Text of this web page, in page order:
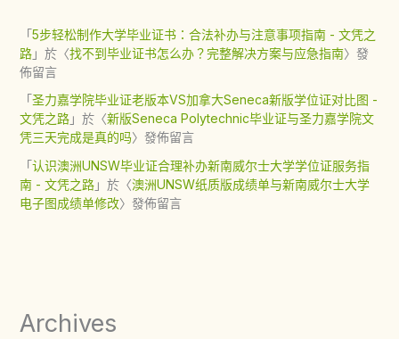
「5步轻松制作大学毕业证书：合法补办与注意事项指南 - 文凭之
路」於〈找不到毕业证书怎么办？完整解决方案与应急指南〉發
佈留言
「圣力嘉学院毕业证老版本VS加拿大Seneca新版学位证对比图 -
文凭之路」於〈新版Seneca Polytechnic毕业证与圣力嘉学院文
凭三天完成是真的吗〉發佈留言
「认识澳洲UNSW毕业证合理补办新南威尔士大学学位证服务指
南 - 文凭之路」於〈澳洲UNSW纸质版成绩单与新南威尔士大学
电子图成绩单修改〉發佈留言
Archives